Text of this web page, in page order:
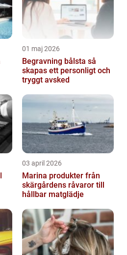
01 maj 2026
Begravning bålsta så
skapas ett personligt och
tryggt avsked
03 april 2026
Marina produkter från
skärgårdens råvaror till
hållbar matglädje